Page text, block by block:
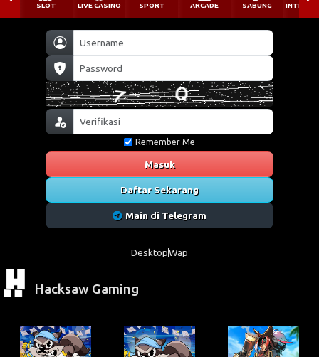
Remember Me
Masuk
Daftar Sekarang
Main di Telegram
SLOT LIVE CASINO SPORT ARCADE SABUNG
DesktopWap
Hacksaw Gaming